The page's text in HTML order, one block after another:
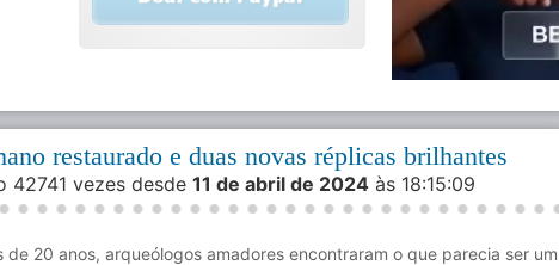
restaurado e duas novas réplicas brilhantes
42741 vezes desde 11 de abril de 2024 às 18:15:09
de 20 anos, arqueólogos amadores encontraram o que parecia ser um